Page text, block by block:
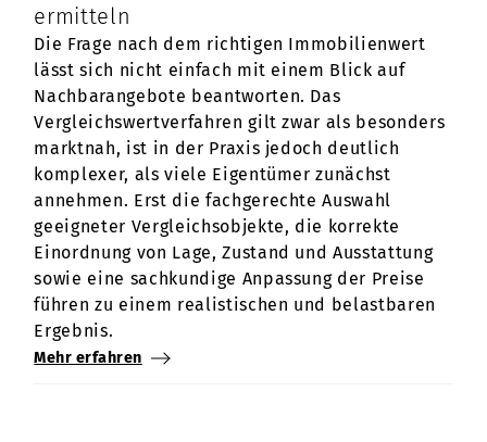
ermitteln
Die Frage nach dem richtigen Immobilienwert
lässt sich nicht einfach mit einem Blick auf
Nachbarangebote beantworten. Das
Vergleichswertverfahren gilt zwar als besonders
marktnah, ist in der Praxis jedoch deutlich
komplexer, als viele Eigentümer zunächst
annehmen. Erst die fachgerechte Auswahl
geeigneter Vergleichsobjekte, die korrekte
Einordnung von Lage, Zustand und Ausstattung
sowie eine sachkundige Anpassung der Preise
führen zu einem realistischen und belastbaren
Ergebnis.
Mehr erfahren